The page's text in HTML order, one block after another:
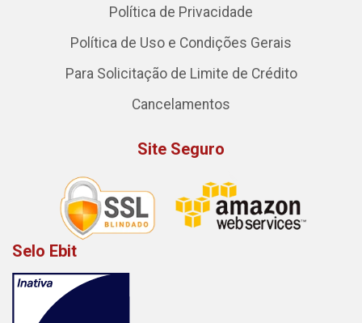
Política de Privacidade
Política de Uso e Condições Gerais
Para Solicitação de Limite de Crédito
Cancelamentos
Site Seguro
Selo Ebit